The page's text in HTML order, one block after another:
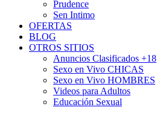
Prudence
Sen Intimo
OFERTAS
BLOG
OTROS SITIOS
Anuncios Clasificados +18
Sexo en Vivo CHICAS
Sexo en Vivo HOMBRES
Videos para Adultos
Educación Sexual